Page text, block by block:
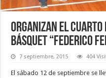
Organizan el cuarto
básquet “Federico
7 septiembre, 2015 404
El sábado 12 de septiembre se